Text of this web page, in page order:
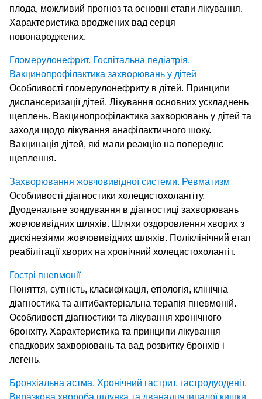
плода, можливий прогноз та основні етапи лікування.
Характеристика вроджених вад серця
новонароджених.
Гломерулонефрит. Госпітальна педіатрія.
Вакцинопрофілактика захворювань у дітей
Особливості гломерулонефриту в дітей. Принципи
диспансеризації дітей. Лікування основних ускладнень
щеплень. Вакцинопрофілактика захворювань у дітей та
заходи щодо лікування анафілактичного шоку.
Вакцинація дітей, які мали реакцію на попереднє
щеплення.
Захворювання жовчовивідної системи. Ревматизм
Особливості діагностики холецистохолангіту.
Дуоденальне зондування в діагностиці захворювань
жовчовивідних шляхів. Шляхи оздоровлення хворих з
дискінезіями жовчовивідних шляхів. Поліклінічний етап
реабілітації хворих на хронічний холецистохолангіт.
Гострі пневмонії
Поняття, сутність, класифікація, етіологія, клінічна
діагностика та антибактеріальна терапія пневмоній.
Особливості діагностики та лікування хронічного
бронхіту. Характеристика та принципи лікування
спадкових захворювань та вад розвитку бронхів і
легень.
Бронхіальна астма. Хронічний гастрит, гастродуоденіт.
Виразкова хвороба шлунка та дванадцятипалої кишки